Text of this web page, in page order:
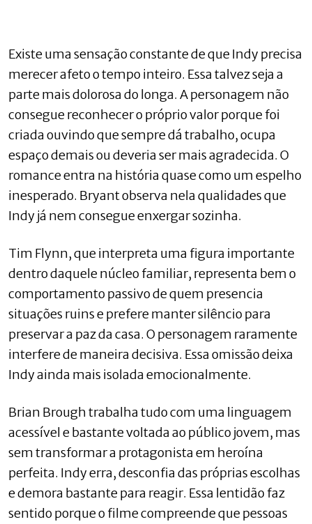
Existe uma sensação constante de que Indy precisa
merecer afeto o tempo inteiro. Essa talvez seja a
parte mais dolorosa do longa. A personagem não
consegue reconhecer o próprio valor porque foi
criada ouvindo que sempre dá trabalho, ocupa
espaço demais ou deveria ser mais agradecida. O
romance entra na história quase como um espelho
inesperado. Bryant observa nela qualidades que
Indy já nem consegue enxergar sozinha.
Tim Flynn, que interpreta uma figura importante
dentro daquele núcleo familiar, representa bem o
comportamento passivo de quem presencia
situações ruins e prefere manter silêncio para
preservar a paz da casa. O personagem raramente
interfere de maneira decisiva. Essa omissão deixa
Indy ainda mais isolada emocionalmente.
Brian Brough trabalha tudo com uma linguagem
acessível e bastante voltada ao público jovem, mas
sem transformar a protagonista em heroína
perfeita. Indy erra, desconfia das próprias escolhas
e demora bastante para reagir. Essa lentidão faz
sentido porque o filme compreende que pessoas